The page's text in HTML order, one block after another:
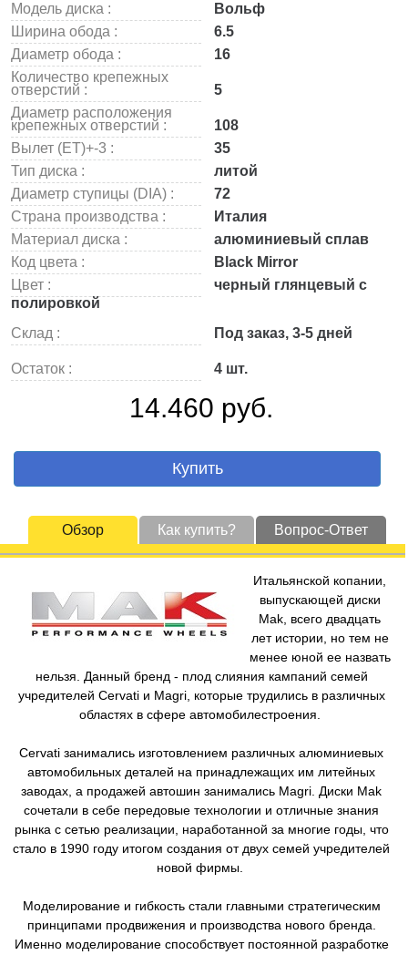
Модель диска :
Вольф
Ширина обода :
6.5
Диаметр обода :
16
Количество крепежных
отверстий :
5
Диаметр расположения
крепежных отверстий :
108
Вылет (ET)+-3 :
35
Тип диска :
литой
Диаметр ступицы (DIA) :
72
Страна производства :
Италия
Материал диска :
алюминиевый сплав
Код цвета :
Black Mirror
Цвет :
черный глянцевый с
полировкой
Склад :
Под заказ, 3-5 дней
Остаток : 4 шт.
14.460 руб.
Купить
Обзор Как купить? Вопрос-Ответ
Итальянской копании,
выпускающей диски
Mak, всего двадцать
лет истории, но тем не
менее юной ее назвать
нельзя. Данный бренд - плод слияния кампаний семей
учредителей Cervati и Magri, которые трудились в различных
областях в сфере автомобилестроения.
Cervati занимались изготовлением различных алюминиевых
автомобильных деталей на принадлежащих им литейных
заводах, а продажей автошин занимались Magri. Диски Mak
сочетали в себе передовые технологии и отличные знания
рынка с сетью реализации, наработанной за многие годы, что
стало в 1990 году итогом создания от двух семей учредителей
новой фирмы.
Моделирование и гибкость стали главными стратегическим
принципами продвижения и производства нового бренда.
Именно моделирование способствует постоянной разработке